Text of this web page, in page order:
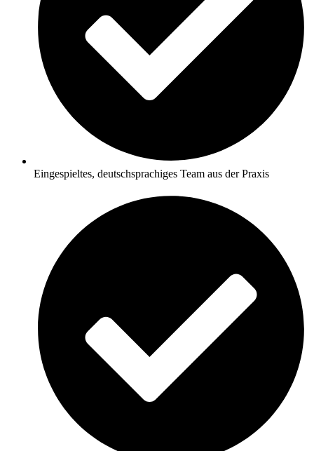
Eingespieltes, deutschsprachiges Team aus der Praxis